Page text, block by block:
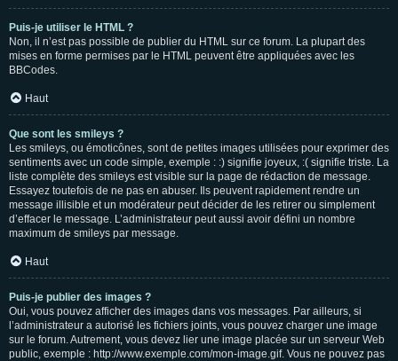
Puis-je utiliser le HTML ?
Non, il n’est pas possible de publier du HTML sur ce forum. La plupart des
mises en forme permises par le HTML peuvent être appliquées avec les
BBCodes.
Haut
Que sont les smileys ?
Les smileys, ou émoticônes, sont de petites images utilisées pour exprimer des
sentiments avec un code simple, exemple : :) signifie joyeux, :( signifie triste. La
liste complète des smileys est visible sur la page de rédaction de message.
Essayez toutefois de ne pas en abuser. Ils peuvent rapidement rendre un
message illisible et un modérateur peut décider de les retirer ou simplement
d’effacer le message. L’administrateur peut aussi avoir défini un nombre
maximum de smileys par message.
Haut
Puis-je publier des images ?
Oui, vous pouvez afficher des images dans vos messages. Par ailleurs, si
l’administrateur a autorisé les fichiers joints, vous pouvez charger une image
sur le forum. Autrement, vous devez lier une image placée sur un serveur Web
public, exemple : http://www.exemple.com/mon-image.gif. Vous ne pouvez pas